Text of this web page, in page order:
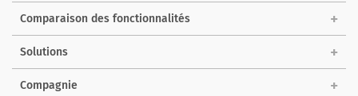
Comparaison des fonctionnalités
Solutions
Compagnie